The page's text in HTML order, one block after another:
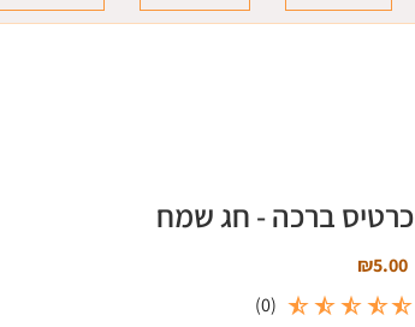
כרטיס ברכה - חג שמח
₪5.00
(
0
)